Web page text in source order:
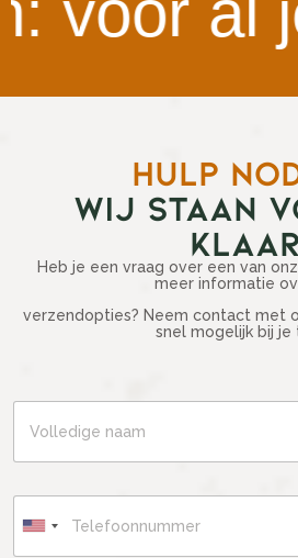
HULP
WIJ STAAN
KLAAR
Heb je een vraag over een van
meer informatie
verzendopties? Neem contact met
snel mogelijk bij je